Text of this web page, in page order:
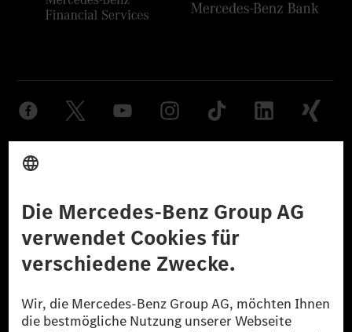
© 2026 Mercedes-Benz Group AG. Alle Rechte vorbehalten.
reduzierte CO₂-Emissionen bei der Mercedes-Benz Group durch
zertifizierte Ausgleichsprojekte kompensiert werden.